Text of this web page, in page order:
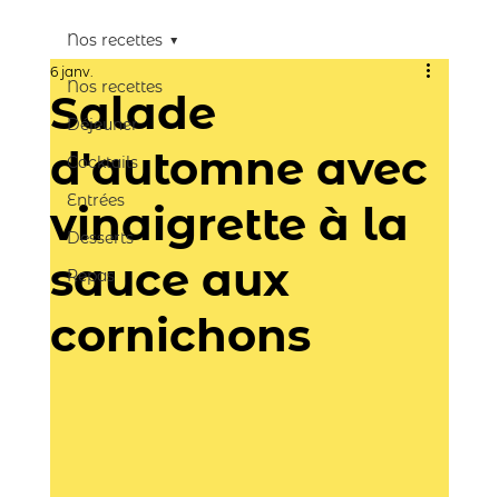
Nos recettes
Déjeuner
Cocktails
Entrées
Desserts
Repas
Nos recettes
Salade
d'automne avec
vinaigrette à la
sauce aux
cornichons
6 janv.